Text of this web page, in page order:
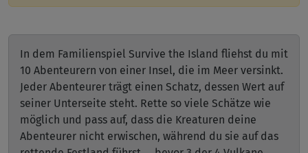
In dem Familienspiel Survive the Island fliehst du mit
10 Abenteurern von einer Insel, die im Meer versinkt.
Jeder Abenteurer trägt einen Schatz, dessen Wert auf
seiner Unterseite steht. Rette so viele Schätze wie
möglich und pass auf, dass die Kreaturen deine
Abenteurer nicht erwischen, während du sie auf das